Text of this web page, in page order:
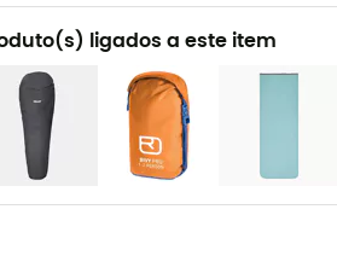
ligados a este item